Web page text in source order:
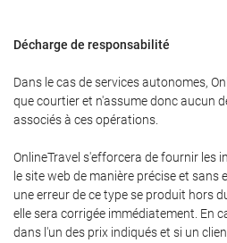
Décharge de responsabilité
Dans le cas de services autonomes,
que courtier et n'assume donc aucun
associés à ces opérations.
OnlineTravel s'efforcera de fournir les
le site web de manière précise et sans
une erreur de ce type se produit hors
elle sera corrigée immédiatement. En
dans l'un des prix indiqués et si un